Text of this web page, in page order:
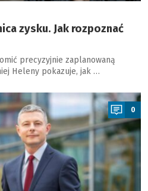
zysku. Jak rozpoznać
precyzyjnie zaplanowaną
Heleny pokazuje, jak …
0